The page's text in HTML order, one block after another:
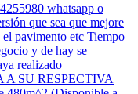
whatsapp o
que sea que mejore
el pavimento etc Tiempo
y de hay se
realizado
SU RESPECTIVA